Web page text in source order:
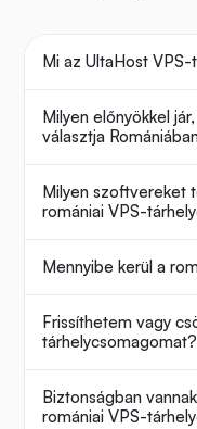
Mi az UltaHost
Milyen előnyökkel
választja
Milyen szoftvereket
romániai VPS-
Mennyibe kerül a
Frissíthetem vagy
tárhelycsomagomat?
Biztonságban
romániai VPS-